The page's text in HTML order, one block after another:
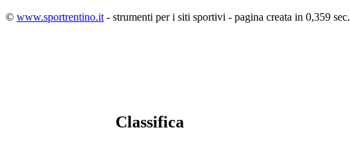
© www.sportrentino.it - strumenti per i siti sportivi - pagina creata in 0,359 sec.
Classifica